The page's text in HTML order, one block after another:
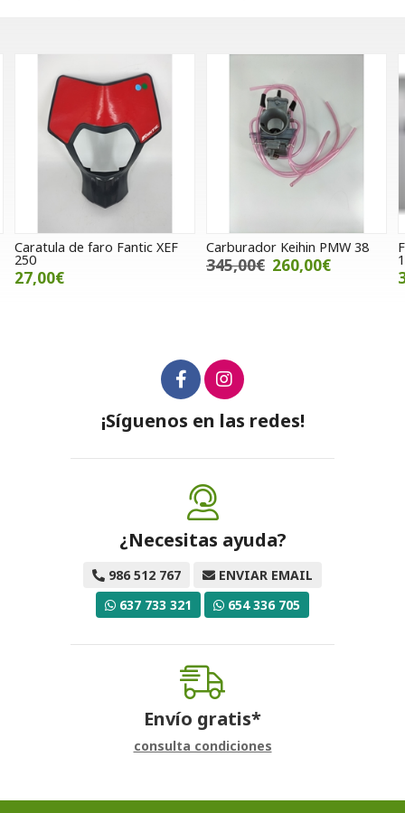
Carburador Keihin PMW 38 Faldón izquierdo Kymco
125/300 (OCASION)
35,00€
¡Síguenos en las redes!
¿Necesitas ayuda?
986 512 767
ENVIAR EMAIL
637 733 321
654 336 705
Envío gratis*
consulta condiciones